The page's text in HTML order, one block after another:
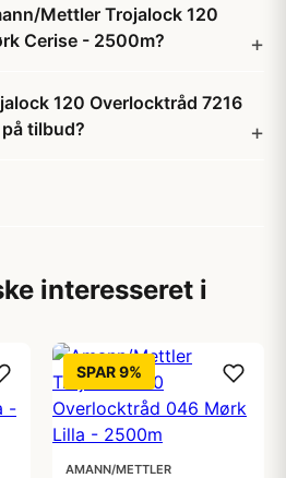
Mettler Trojalock 120
Cerise - 2500m?
120 Overlocktråd 7216
tilbud?
interesseret i
SPAR 9%
AMANN/METTLER